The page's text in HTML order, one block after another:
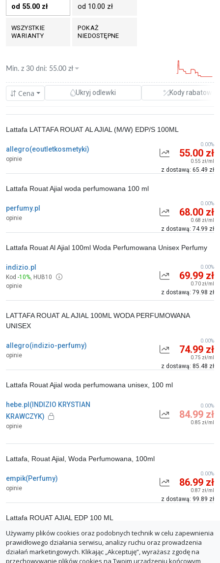
od 55.00 zł od 10.00 zł
WSZYSTKIE
WARIANTY
POKAŻ
NIEDOSTĘPNE
Cena Ukryj odlewki Kody rabatowe
Min. z 30 dni: 55.00 zł
allegro(eoutletkosmetyki)
opinie
Lattafa LATTAFA ROUAT AL AJIAL (M/W) EDP/S 100ML
55.00 zł
0.55 zł/ml
z dostawą: 65.49 zł
0.00%
perfumy.pl
opinie
Lattafa Rouat Ajial woda perfumowana 100 ml
68.00 zł
0.68 zł/ml
z dostawą: 74.99 zł
0.00%
indizio.pl
Kod -10%, HUB10
opinie
Lattafa Rouat Al Ajial 100ml Woda Perfumowana Unisex Perfumy
69.99 zł
0.70 zł/ml
z dostawą: 79.98 zł
0.00%
allegro(indizio-perfumy)
opinie
LATTAFA ROUAT AL AJIAL 100ML WODA PERFUMOWANA
UNISEX
74.99 zł
0.75 zł/ml
z dostawą: 85.48 zł
0.00%
hebe.pl(INDIZIO KRYSTIAN
KRAWCZYK)
opinie
Lattafa Rouat Ajial woda perfumowana unisex, 100 ml
84.99 zł
0.85 zł/ml
0.00%
empik(Perfumy)
opinie
Lattafa, Rouat Ajial, Woda Perfumowana, 100ml
86.99 zł
0.87 zł/ml
z dostawą: 99.89 zł
0.00%
allegro(oryginaly_com)
opinie
Lattafa ROUAT AJIAL EDP 100 ML
129.00 zł
z dostawą: 139.99 zł
0.00%
Używamy plików cookies oraz podobnych technik w celu zapewnienia
prawidłowego działania serwisu, analizy ruchu oraz prowadzenia
działań marketingowych. Klikając „Akceptuję”, wyrażasz zgodę na
przechowywanie plików cookies na Twoim urządzeniu końcowym